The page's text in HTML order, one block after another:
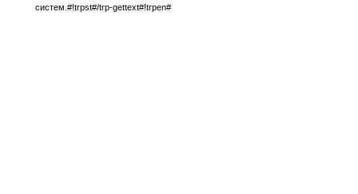
систем.#!trpst#/trp-gettext#!trpen#